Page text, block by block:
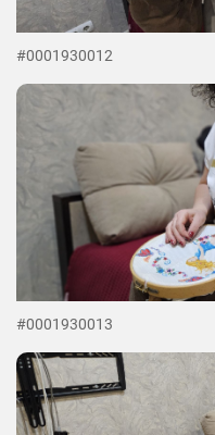
#0001930012
#0001930013